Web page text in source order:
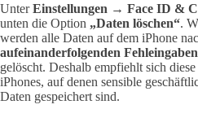
UnterEinstellungen → Face ID &
unten die Option „Daten löschen“.
werden alle Daten auf dem iPhone
aufeinanderfolgenden Fehleingaben
gelöscht. Deshalb empfiehlt sich
iPhones, auf denen sensible
Daten gespeichert sind.